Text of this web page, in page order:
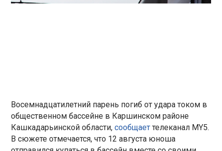
Восемнадцатилетний парень погиб от удара током в
общественном бассейне в Каршинском районе
Кашкадарьинской области,сообщаеттелеканал MY5.
В сюжете отмечается, что 12 августа юноша